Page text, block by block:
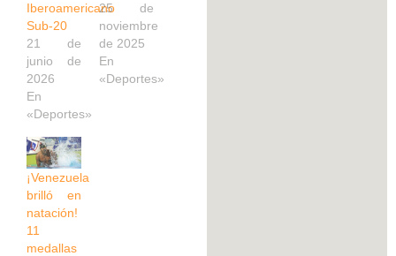
Iberoamericano
Sub-20
21 de
junio de
2026
En
«Deportes»
25 de
noviembre
de 2025
En
«Deportes»
¡Venezuela
brilló en
natación!
11
medallas